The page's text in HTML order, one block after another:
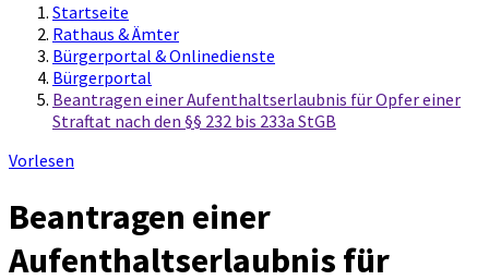
Startseite
Rathaus & Ämter
Bürgerportal & Onlinedienste
Bürgerportal
Beantragen einer Aufenthaltserlaubnis für Opfer einer
Straftat nach den §§ 232 bis 233a StGB
Vorlesen
Beantragen einer
Aufenthaltserlaubnis für